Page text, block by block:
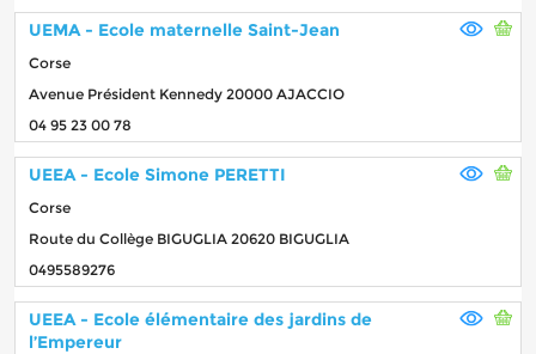
UEMA - Ecole maternelle Saint-Jean
Corse
Avenue Président Kennedy 20000 AJACCIO
04 95 23 00 78
UEEA - Ecole Simone PERETTI
Corse
Route du Collège BIGUGLIA 20620 BIGUGLIA
0495589276
UEEA - Ecole élémentaire des jardins de
l’Empereur